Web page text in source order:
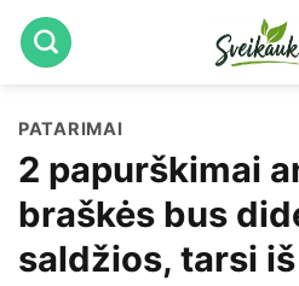
Skip
to
PATARIMAI
2 papurškimai
braškės bus
saldžios, tarsi